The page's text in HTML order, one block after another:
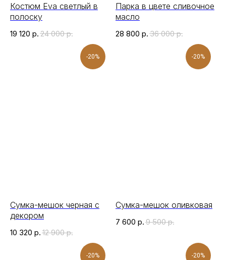
Костюм Eva светлый в
полоску
19 120 р. 24 000 р.
Парка в цвете сливочное
масло
28 800 р. 36 000 р.
-20%
Сумка-мешок черная с
декором
10 320 р. 12 900 р.
-20%
Сумка-мешок оливковая
7 600 р. 9 500 р.
-20% -20%